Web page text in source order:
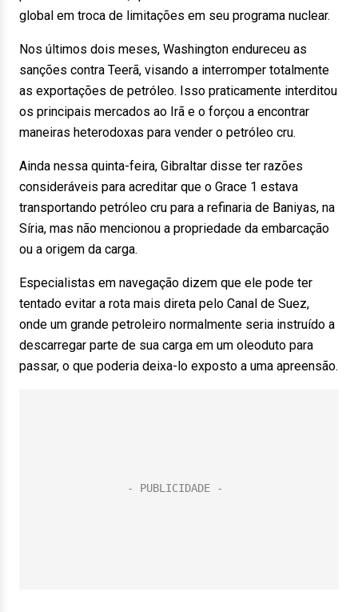
global em troca de limitações em seu programa nuclear.
Nos últimos dois meses, Washington endureceu as
sanções contra Teerã, visando a interromper totalmente
as exportações de petróleo. Isso praticamente interditou
os principais mercados ao Irã e o forçou a encontrar
maneiras heterodoxas para vender o petróleo cru.
Ainda nessa quinta-feira, Gibraltar disse ter razões
consideráveis para acreditar que o Grace 1 estava
transportando petróleo cru para a refinaria de Baniyas, na
Síria, mas não mencionou a propriedade da embarcação
ou a origem da carga.
Especialistas em navegação dizem que ele pode ter
tentado evitar a rota mais direta pelo Canal de Suez,
onde um grande petroleiro normalmente seria instruído a
descarregar parte de sua carga em um oleoduto para
passar, o que poderia deixa-lo exposto a uma apreensão.